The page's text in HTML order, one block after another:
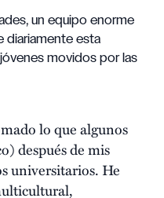
un equipo enorme
diariamente esta
movidos por las
lo que algunos
después de mis
universitarios. He